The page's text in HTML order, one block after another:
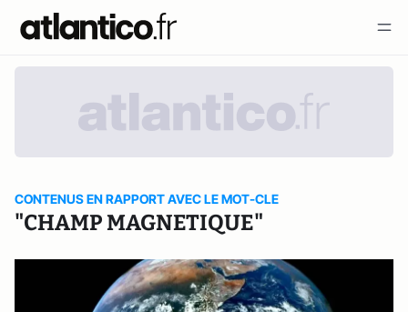
CONTENUS EN RAPPORT AVEC LE MOT-CLE
"CHAMP MAGNETIQUE"